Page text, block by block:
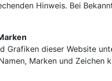
Hinweis. Bei
Grafiken dieser Website
Marken und Zeichen